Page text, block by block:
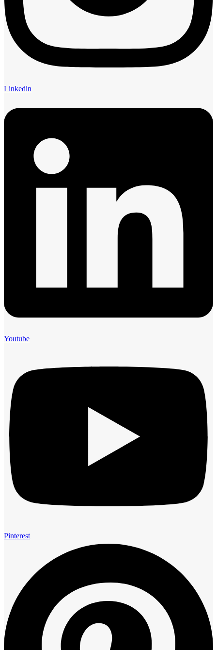
Linkedin
Youtube
Pinterest